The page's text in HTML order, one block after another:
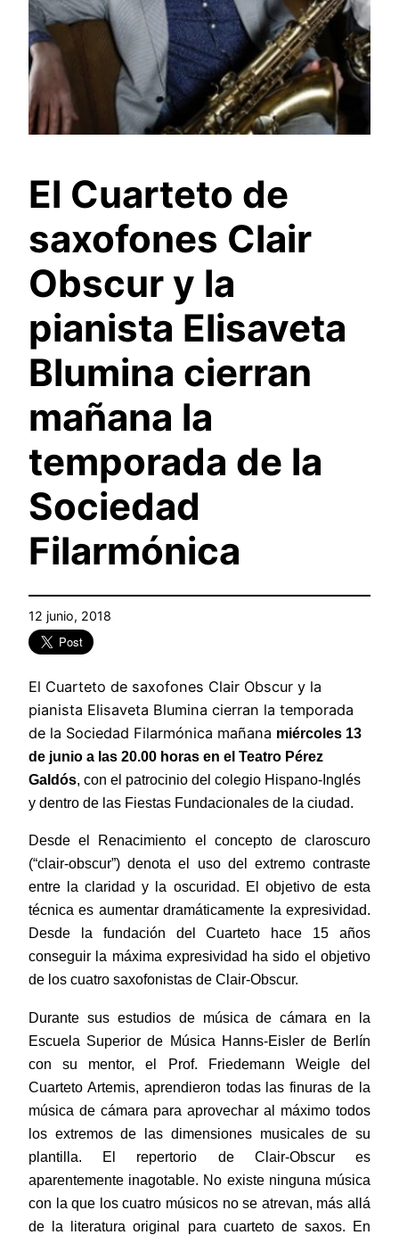
El Cuarteto de
saxofones Clair
Obscur y la
pianista Elisaveta
Blumina cierran
mañana la
temporada de la
Sociedad
Filarmónica
12 junio, 2018
El Cuarteto de saxofones Clair Obscur y la
pianista Elisaveta Blumina cierran la temporada
de la Sociedad Filarmónica mañana miércoles 13
de junio a las 20.00 horas en el Teatro Pérez
Galdós, con el patrocinio del colegio Hispano-Inglés
y dentro de las Fiestas Fundacionales de la ciudad.
Desde el Renacimiento el concepto de claroscuro
(“clair-obscur”) denota el uso del extremo contraste
entre la claridad y la oscuridad. El objetivo de esta
técnica es aumentar dramáticamente la expresividad.
Desde la fundación del Cuarteto hace 15 años
conseguir la máxima expresividad ha sido el objetivo
de los cuatro saxofonistas de Clair-Obscur.
Durante sus estudios de música de cámara en la
Escuela Superior de Música Hanns-Eisler de Berlín
con su mentor, el Prof. Friedemann Weigle del
Cuarteto Artemis, aprendieron todas las finuras de la
música de cámara para aprovechar al máximo todos
los extremos de las dimensiones musicales de su
plantilla. El repertorio de Clair-Obscur es
aparentemente inagotable. No existe ninguna música
con la que los cuatro músicos no se atrevan, más allá
de la literatura original para cuarteto de saxos. En